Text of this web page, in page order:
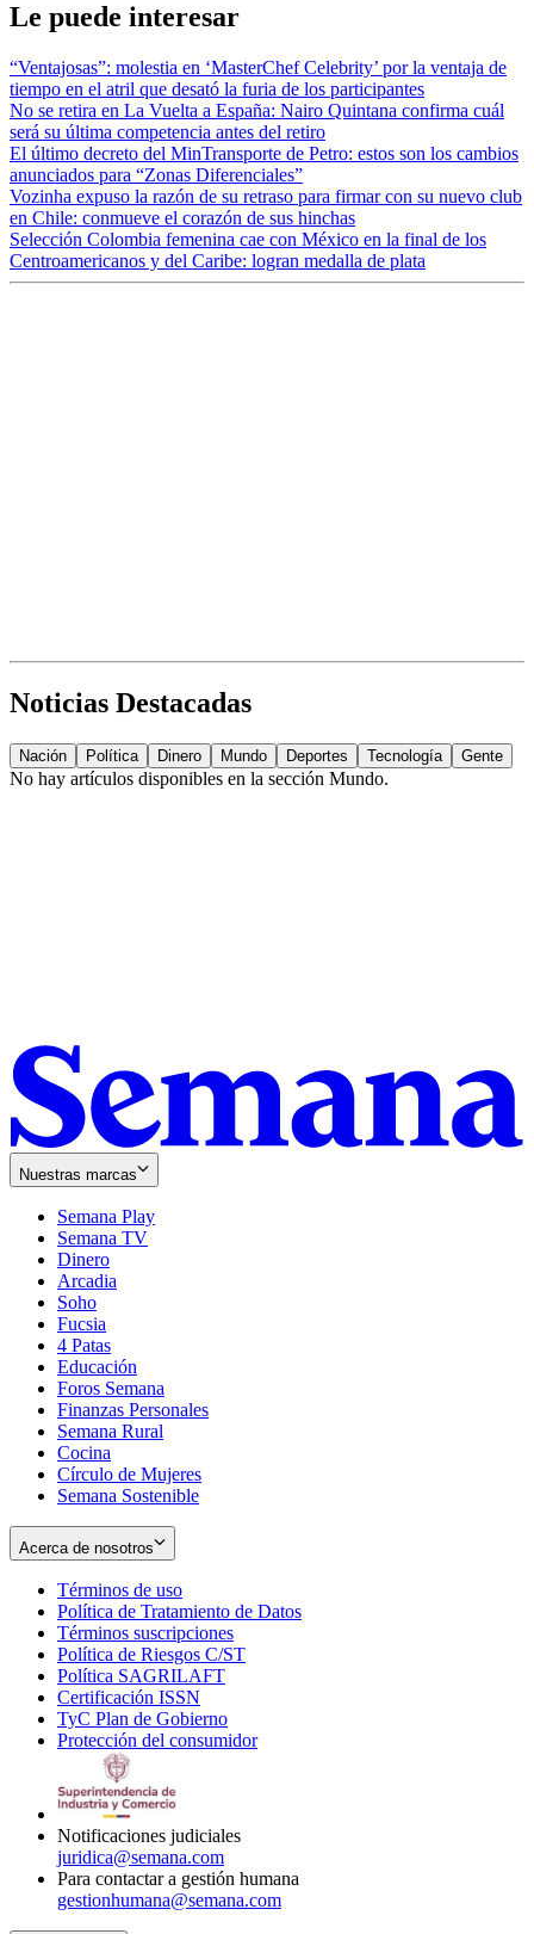
Le puede interesar
“Ventajosas”: molestia en ‘MasterChef Celebrity’ por la ventaja de
tiempo en el atril que desató la furia de los participantes
No se retira en La Vuelta a España: Nairo Quintana confirma cuál
será su última competencia antes del retiro
El último decreto del MinTransporte de Petro: estos son los cambios
anunciados para “Zonas Diferenciales”
Vozinha expuso la razón de su retraso para firmar con su nuevo club
en Chile: conmueve el corazón de sus hinchas
Selección Colombia femenina cae con México en la final de los
Centroamericanos y del Caribe: logran medalla de plata
Noticias Destacadas
Nación Política Dinero Mundo Deportes Tecnología Gente
No hay artículos disponibles en la sección Mundo.
Nuestras marcas
Semana Play
Semana TV
Dinero
Arcadia
Soho
in
new
window
Fucsia
in
new
window
4 Patas
Educación
Foros Semana
Finanzas Personales
Semana Rural
Cocina
Círculo de Mujeres
Semana Sostenible
Acerca de nosotros
Términos de uso
in
new
window
Política de Tratamiento de Datos
Términos suscripciones
in
Política de Riesgos C/ST
Política SAGRILAFT
new
window
Certificación ISSN
in
new
TyC Plan de Gobierno
in
Protección del consumidorOpens
Notificaciones judiciales
juridica@semana.com
Para contactar a gestión humana
gestionhumana@semana.com